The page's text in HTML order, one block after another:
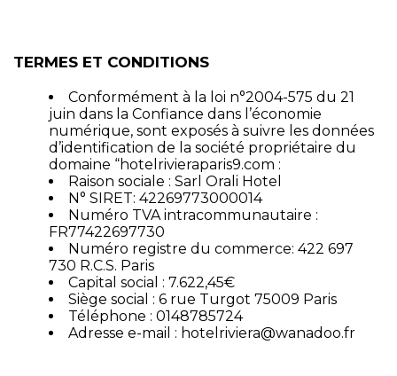
TERMES ET CONDITIONS
Conformément à la loi n°2004-575 du 21
juin dans la Confiance dans l’économie
numérique, sont exposés à suivre les données
d’identification de la société propriétaire du
domaine “hotelrivieraparis9.com :
Raison sociale : Sarl Orali Hotel
N° SIRET: 42269773000014
Numéro TVA intracommunautaire :
FR77422697730
Numéro registre du commerce: 422 697
730 R.C.S. Paris
Capital social : 7.622,45€
Siège social : 6 rue Turgot 75009 Paris
Téléphone : 0148785724
Adresse e-mail : hotelriviera@wanadoo.fr